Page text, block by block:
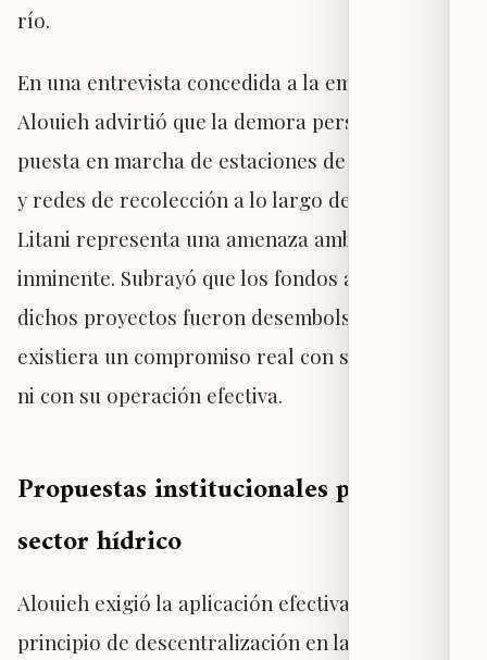
río.
En una entrevista concedida a la emisora MFM,
Alouieh advirtió que la demora persistente en la
puesta en marcha de estaciones de tratamiento
y redes de recolección a lo largo del cauce del
Litani representa una amenaza ambiental
inminente. Subrayó que los fondos asignados a
dichos proyectos fueron desembolsados sin que
existiera un compromiso real con su ejecución
ni con su operación efectiva.
Propuestas institucionales para el
sector hídrico
Alouieh exigió la aplicación efectiva del
principio de descentralización en la gestión del